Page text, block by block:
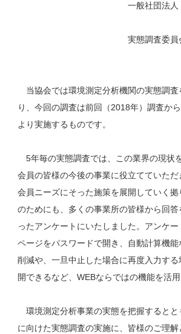
一般社団法人
実態調査委
当協会では環境測定分析機関の実態調
り、今回の調査は前回（2018年）調査か
より実施するものです。
5年毎の実態調査では、この業界の現状
会員の皆様の今後の事業に役立てていた
会員ニーズにそった施策を展開していく
のためにも、多くの事業所の皆様から回
ったアンケートにいたしました。アンケ
ページをパスワードで開き、自動計算機
削減や、一旦中止した場合に再度入力す
開できるなど、WEBならではの機能を活用
環境測定分析事業の実態を把握すると
に向けた実態調査の実施に、皆様のご理